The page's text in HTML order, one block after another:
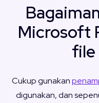
Microsoft
file
Cukup gunakan
digunakan, dan